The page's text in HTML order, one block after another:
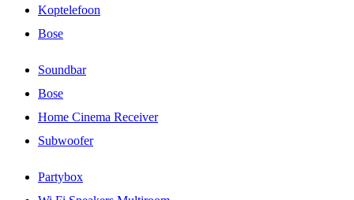
Koptelefoon
Bose
Soundbar
Bose
Home Cinema Receiver
Subwoofer
Partybox